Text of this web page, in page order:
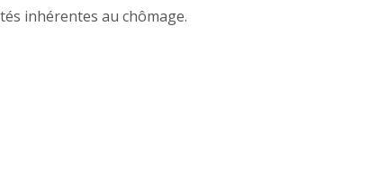
inhérentes au chômage.